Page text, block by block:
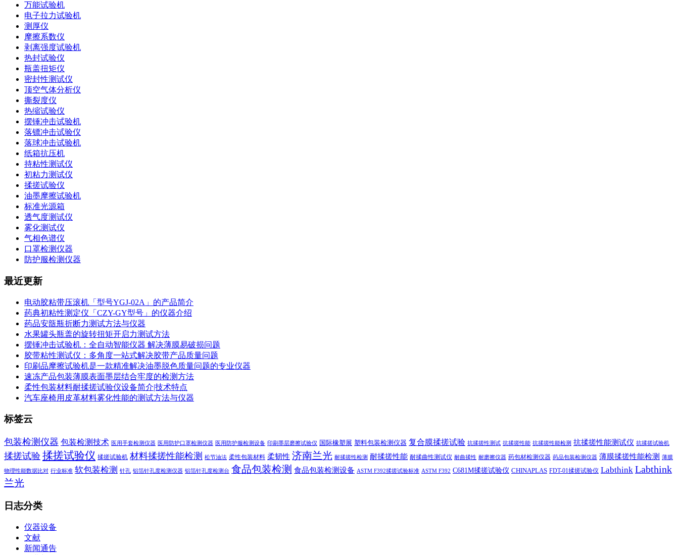
万能试验机
电子拉力试验机
测厚仪
摩擦系数仪
剥离强度试验机
热封试验仪
瓶盖扭矩仪
密封性测试仪
顶空气体分析仪
撕裂度仪
热缩试验仪
摆锤冲击试验机
落镖冲击试验仪
落球冲击试验机
纸箱抗压机
持粘性测试仪
初粘力测试仪
揉搓试验仪
油墨摩擦试验机
标准光源箱
透气度测试仪
雾化测试仪
气相色谱仪
口罩检测仪器
防护服检测仪器
最近更新
电动胶粘带压滚机「型号YGJ-02A」的产品简介
药典初粘性测定仪「CZY-GY型号」的仪器介绍
药品安瓿瓶折断力测试方法与仪器
水果罐头瓶盖的旋转扭矩开启力测试方法
摆锤冲击试验机：全自动智能仪器 解决薄膜易破损问题
胶带粘性测试仪：多角度一站式解决胶带产品质量问题
印刷品摩擦试验机是一款精准解决油墨脱色质量问题的专业仪器
速冻产品包装薄膜表面墨层结合牢度的检测方法
柔性包装材料耐揉搓试验仪设备简介|技术特点
汽车座椅用皮革材料雾化性能的测试方法与仪器
标签云
包装检测仪器 包装检测技术 医用手套检测仪器 医用防护口罩检测仪器 医用防护服检测设备 印刷墨层磨擦试验仪 国际橡塑展 塑料包装检测仪器 复合膜揉搓试验 抗揉搓性测试 抗揉搓性能 抗揉搓性能检测 抗揉搓性能测试仪 抗揉搓试验机
揉搓试验 揉搓试验仪 揉搓试验机 材料揉搓性能检测 松节油法 柔性包装材料 柔韧性 济南兰光 耐揉搓性检测 耐揉搓性能 耐揉曲性测试仪 耐曲揉性 耐磨擦仪器 药包材检测仪器 药品包装检测仪器 薄膜揉搓性能检测 薄膜
物理性能数据比对 行业标准 软包装检测 针孔 铝箔针孔度检测仪器 铝箔针孔度检测台 食品包装检测 食品包装检测设备 ASTM F392揉搓试验标准 ASTM F392 C681M揉搓试验仪 CHINAPLAS FDT-01揉搓试验仪 Labthink Labthink
兰光
日志分类
仪器设备
文献
新闻通告